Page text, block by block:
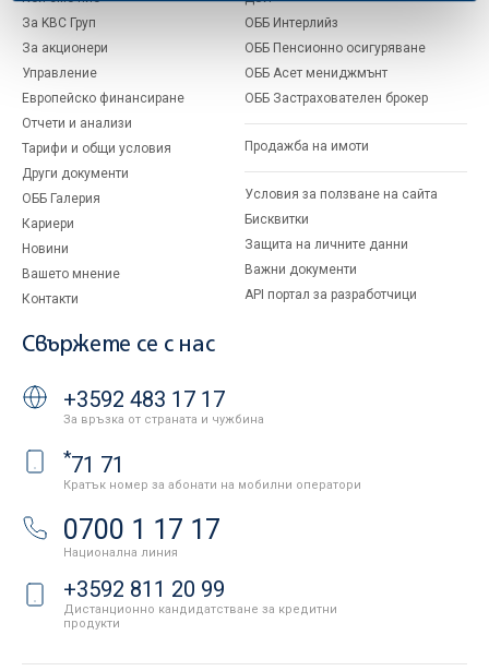
За KBC Груп
За акционери
Управление
Европейско финансиране
Отчети и анализи
Тарифи и общи условия
Други документи
ОББ Галерия
Кариери
Новини
Вашето мнение
Контакти
ОББ Интерлийз
ОББ Пенсионно осигуряване
ОББ Асет мениджмънт
ОББ Застрахователен брокер
Продажба на имоти
Условия за ползване на сайта
Бисквитки
Защита на личните данни
Важни документи
API портал за разработчици
Свържете се с нас
+3592 483 17 17
За връзка от страната и чужбина
*71 71
Кратък номер за абонати на мобилни оператори
0700 1 17 17
Национална линия
+3592 811 20 99
Дистанционно кандидатстване за кредитни
продукти